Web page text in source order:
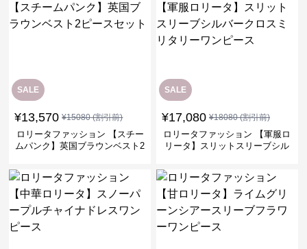
SALE
¥13,570 ¥15080(割引前)
ロリータファッション 【スチー
ムパンク】英国ブラウンベスト2
SALE
¥17,080 ¥18080(割引前)
ロリータファッション 【軍服ロ
リータ】スリットスリーブシル